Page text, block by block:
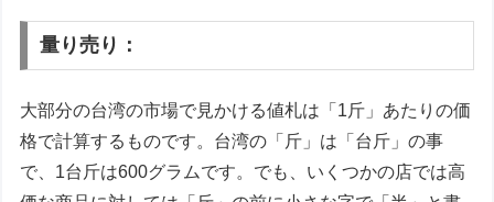
量り売り：
大部分の台湾の市場で見かける値札は「1斤」あたりの価
格で計算するものです。台湾の「斤」は「台斤」の事
で、1台斤は600グラムです。でも、いくつかの店では高